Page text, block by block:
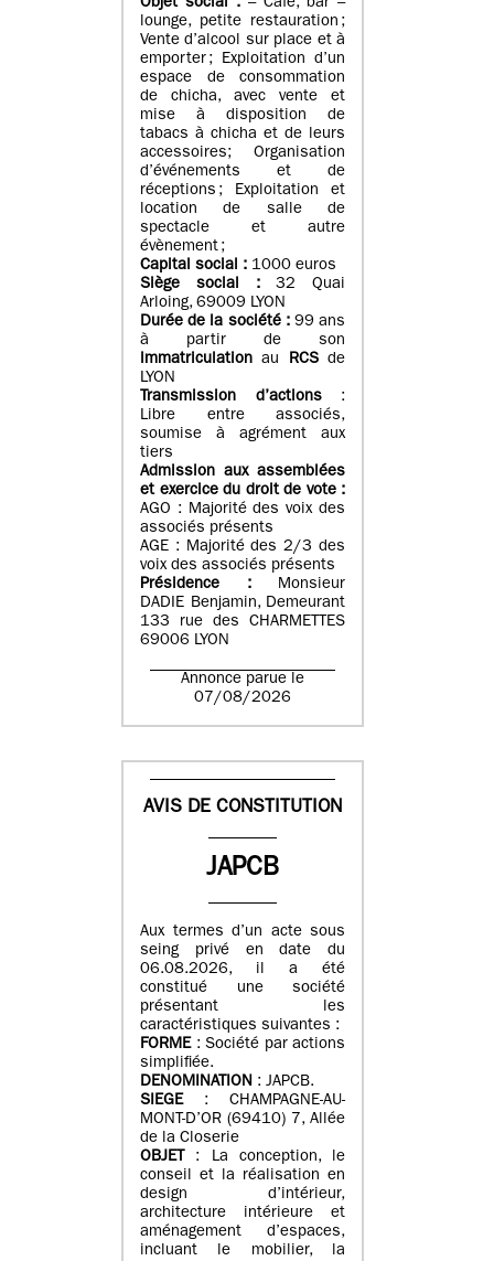
Objet social : – Café, bar –
lounge, petite restauration ;
Vente d’alcool sur place et à
emporter ; Exploitation d’un
espace de consommation
de chicha, avec vente et
mise à disposition de
tabacs à chicha et de leurs
accessoires; Organisation
d’événements et de
réceptions ; Exploitation et
location de salle de
spectacle et autre
évènement ;
Capital social : 1000 euros
Siège social :32 Quai
Arloing, 69009 LYON
Durée de la société :99 ans
à partir de son
immatriculation au RCSde
LYON
Transmission d’actions:
Libre entre associés,
soumise à agrément aux
tiers
Admission aux assemblées
et exercice du droit de vote :
AGO : Majorité des voix des
associés présents
AGE : Majorité des 2/3 des
voix des associés présents
Présidence :Monsieur
DADIE Benjamin, Demeurant
133 rue des CHARMETTES
69006 LYON
Annonce parue le
07/08/2026
AVIS DE CONSTITUTION
JAPCB
Aux termes d’un acte sous
seing privé en date du
06.08.2026, il a été
constitué une société
présentant les
caractéristiques suivantes :
FORME: Société par actions
simplifiée.
DENOMINATION : JAPCB.
SIEGE: CHAMPAGNE-AU-
MONT-D’OR (69410) 7, Allée
de la Closerie
OBJET : La conception, le
conseil et la réalisation en
design d’intérieur,
architecture intérieure et
aménagement d’espaces,
incluant le mobilier, la